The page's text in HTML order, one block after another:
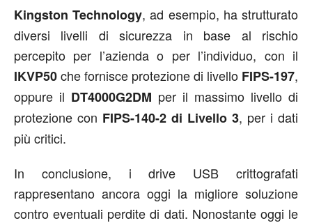
Kingston Technology, ad esempio, ha strutturato
diversi livelli di sicurezza in base al rischio
percepito per l’azienda o per l’individuo, con il
IKVP50che fornisce protezione di livello FIPS-197,
oppure il DT4000G2DM per il massimo livello di
protezione con FIPS-140-2 di Livello 3, per i dati
più critici.
In conclusione, i drive USB crittografati
rappresentano ancora oggi la migliore soluzione
contro eventuali perdite di dati. Nonostante oggi le